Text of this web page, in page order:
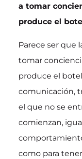
a tomar
produce el
Parece ser que
tomar
produce el
comunicación,
el que no se
comienzan,
como para